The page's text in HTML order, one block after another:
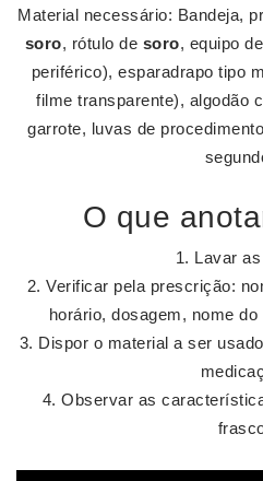
Material necessário: Bandeja,
soro, rótulo de soro, equipo de
periférico), esparadrapo tipo
filme transparente), algodão
garrote, luvas de
O que
Lavar
Verificar pela prescrição:
horário, dosagem, nome
Dispor o material a ser
Observar as